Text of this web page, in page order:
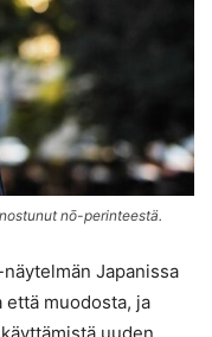
nō-perinteestä.
näytelmän Japanissa
että muodosta, ja
uuden